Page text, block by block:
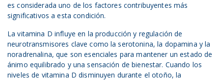
es considerada uno de los factores contribuyentes más
significativos a esta condición.
La vitamina D influye en la producción y regulación de
neurotransmisores clave como la serotonina, la dopamina y la
noradrenalina, que son esenciales para mantener un estado de
ánimo equilibrado y una sensación de bienestar. Cuando los
niveles de vitamina D disminuyen durante el otoño, la